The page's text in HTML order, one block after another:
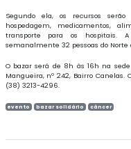
Segundo ela, os recursos
hospedagem, medicamentos,
transporte para os hospitais. A
semanalmente 32 pessoas do Norte
O bazar será de 8h às 16h na
Mangueira, nº 242, Bairro Canelas.
(38) 3213-4296.
evento bazar solidário câncer